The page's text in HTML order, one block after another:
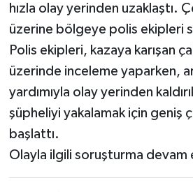
hızla olay yerinden uzaklaştı.
üzerine bölgeye polis ekipleri
Polis ekipleri, kazaya karışan
üzerinde inceleme yaparken,
yardımıyla olay yerinden
şüpheliyi yakalamak için geniş
başlattı.
Olayla ilgili soruşturma devam